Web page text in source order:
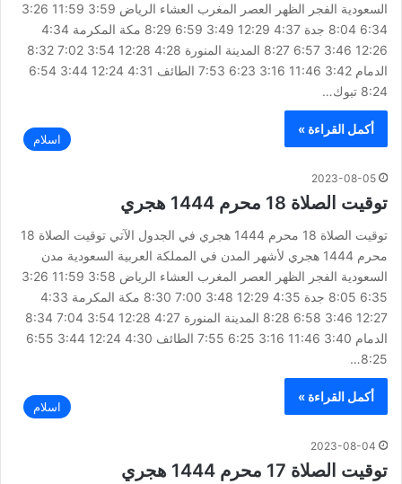
السعودية الفجر الظهر العصر المغرب العشاء الرياض 3:59 11:59 3:26
6:34 8:04 جدة 4:37 12:29 3:49 6:59 8:29 مكة المكرمة 4:34
12:26 3:46 6:57 8:27 المدينة المنورة 4:28 12:28 3:54 7:02 8:32
الدمام 3:42 11:46 3:16 6:23 7:53 الطائف 4:31 12:24 3:44 6:54
8:24 تبوك…
أكمل القراءة »
اسلام
2023-08-05
توقيت الصلاة 18 محرم 1444 هجري
توقيت الصلاة 18 محرم 1444 هجري في الجدول الآتي توقيت الصلاة 18
محرم 1444 هجري لأشهر المدن في المملكة العربية السعودية مدن
السعودية الفجر الظهر العصر المغرب العشاء الرياض 3:58 11:59 3:26
6:35 8:05 جدة 4:35 12:29 3:48 7:00 8:30 مكة المكرمة 4:33
12:27 3:46 6:58 8:28 المدينة المنورة 4:27 12:28 3:54 7:04 8:34
الدمام 3:40 11:46 3:16 6:25 7:55 الطائف 4:30 12:24 3:44 6:55
8:25…
أكمل القراءة »
اسلام
2023-08-04
توقيت الصلاة 17 محرم 1444 هجري